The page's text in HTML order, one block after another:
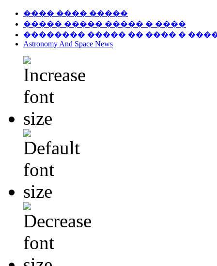
���� ���� �����
����� ����� ����� � ����
�������� ����� �� ���� �
Astronomy And Space News